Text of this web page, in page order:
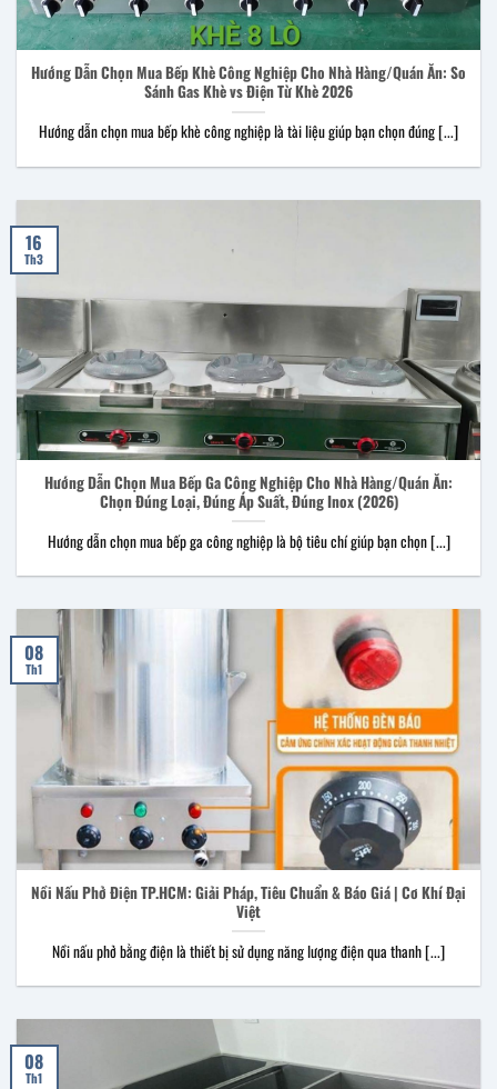
Hướng Dẫn Chọn Mua Bếp Khè Công Nghiệp Cho Nhà Hàng/Quán Ăn: So
Sánh Gas Khè vs Điện Từ Khè 2026
Hướng dẫn chọn mua bếp khè công nghiệp là tài liệu giúp bạn chọn đúng [...]
Hướng Dẫn Chọn Mua Bếp Ga Công Nghiệp Cho Nhà Hàng/Quán Ăn:
Chọn Đúng Loại, Đúng Áp Suất, Đúng Inox (2026)
Hướng dẫn chọn mua bếp ga công nghiệp là bộ tiêu chí giúp bạn chọn [...]
16
Th3
Nồi Nấu Phở Điện TP.HCM: Giải Pháp, Tiêu Chuẩn & Báo Giá | Cơ Khí Đại
Việt
Nồi nấu phở bằng điện là thiết bị sử dụng năng lượng điện qua thanh [...]
08
Th1
08
Th1